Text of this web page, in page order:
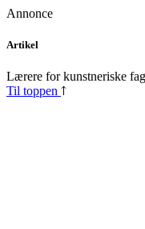
Annonce
Skip
content
Artikel
Lærere for kunstneriske
Til toppen